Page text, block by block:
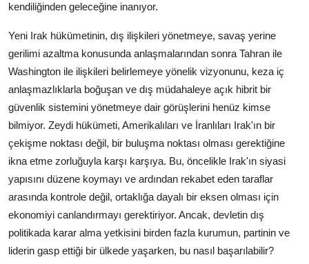
kendiliğinden geleceğine inanıyor.
Yeni Irak hükümetinin, dış ilişkileri yönetmeye, savaş yerine
gerilimi azaltma konusunda anlaşmalarından sonra Tahran ile
Washington ile ilişkileri belirlemeye yönelik vizyonunu, keza iç
anlaşmazlıklarla boğuşan ve dış müdahaleye açık hibrit bir
güvenlik sistemini yönetmeye dair görüşlerini henüz kimse
bilmiyor. Zeydi hükümeti, Amerikalıları ve İranlıları Irak'ın bir
çekişme noktası değil, bir buluşma noktası olması gerektiğine
ikna etme zorluğuyla karşı karşıya. Bu, öncelikle Irak'ın siyasi
yapısını düzene koymayı ve ardından rekabet eden taraflar
arasında kontrole değil, ortaklığa dayalı bir eksen olması için
ekonomiyi canlandırmayı gerektiriyor. Ancak, devletin dış
politikada karar alma yetkisini birden fazla kurumun, partinin ve
liderin gasp ettiği bir ülkede yaşarken, bu nasıl başarılabilir?